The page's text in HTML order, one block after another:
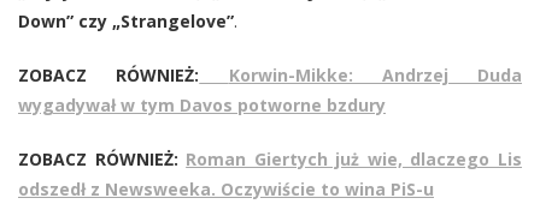
Down” czy „Strangelove”.
ZOBACZ RÓWNIEŻ:
Korwin-Mikke: Andrzej Duda
wygadywał w tym Davos potworne bzdury
ZOBACZ RÓWNIEŻ: Roman Giertych już wie, dlaczego Lis
odszedł z Newsweeka. Oczywiście to wina PiS-u